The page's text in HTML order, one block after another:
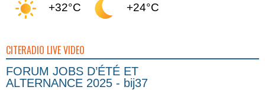
+32°C +24°C
CITERADIO LIVE VIDEO
FORUM JOBS D’ÉTÉ ET
ALTERNANCE 2025 - bij37